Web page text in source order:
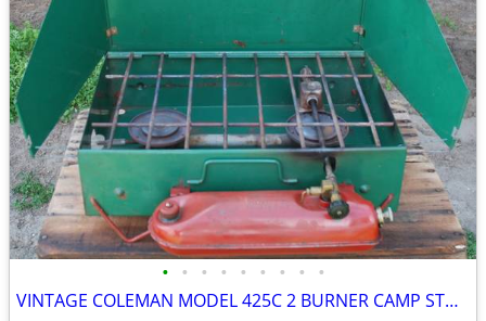
• • • • • • • • •
VINTAGE COLEMAN MODEL 425C 2 BURNER CAMP STOVE